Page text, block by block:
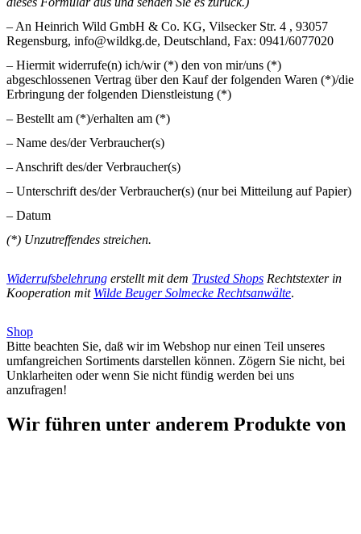
– An Heinrich Wild GmbH & Co. KG, Vilsecker Str. 4 , 93057
Regensburg, info@wildkg.de, Deutschland, Fax: 0941/6077020
– Hiermit widerrufe(n) ich/wir (*) den von mir/uns (*)
abgeschlossenen Vertrag über den Kauf der folgenden Waren (*)/die
Erbringung der folgenden Dienstleistung (*)
– Bestellt am (*)/erhalten am (*)
– Name des/der Verbraucher(s)
– Anschrift des/der Verbraucher(s)
– Unterschrift des/der Verbraucher(s) (nur bei Mitteilung auf Papier)
– Datum
(*) Unzutreffendes streichen.
Widerrufsbelehrung erstellt mit dem Trusted Shops Rechtstexter in
Kooperation mit Wilde Beuger Solmecke Rechtsanwälte.
Shop
Bitte beachten Sie, daß wir im Webshop nur einen Teil unseres
umfangreichen Sortiments darstellen können. Zögern Sie nicht, bei
Unklarheiten oder wenn Sie nicht fündig werden bei uns
anzufragen!
Wir führen unter anderem Produkte von